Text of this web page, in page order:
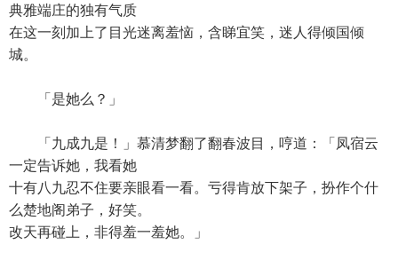
典雅端庄的独有气质
在这一刻加上了目光迷离羞恼，含睇宜笑，迷人得倾国倾
城。
「是她么？」
「九成九是！」慕清梦翻了翻春波目，哼道：「凤宿云
一定告诉她，我看她
十有八九忍不住要亲眼看一看。亏得肯放下架子，扮作个什
么楚地阁弟子，好笑。
改天再碰上，非得羞一羞她。」